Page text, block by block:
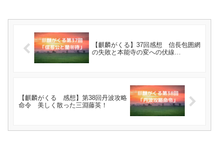
【麒麟がくる】37回感想 信長包囲網
の失敗と本能寺の変への伏線…
【麒麟がくる 感想】第38回丹波攻略
命令 美しく散った三淵藤英！